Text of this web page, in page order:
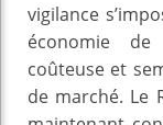
vigilance
économie
coûteuse et
de marché. Le